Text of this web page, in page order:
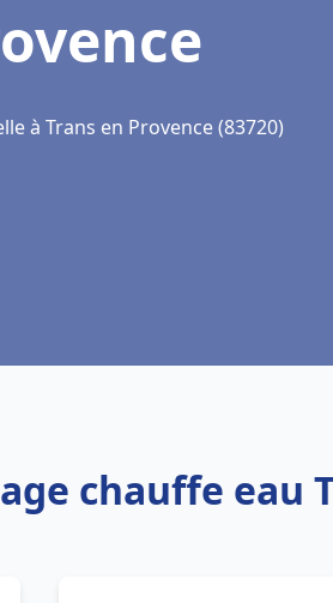
à Trans en Provence (83720)
chauffe eau